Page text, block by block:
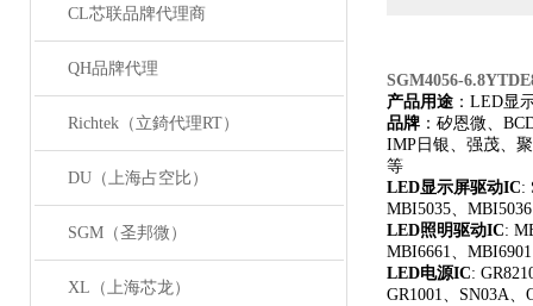
CL芯联品牌代理商
QH品牌代理
Richtek（立錡代理RT）
DU（上海占空比）
SGM（圣邦微）
XL（上海芯龙）
SGM4056-
产品用途 ：LED显
品牌 ：矽恩微、
IMP日银、强茂、
等
LED显示屏驱动IC:
MBI5035、
LED照明驱动IC:
MBI6661、
LED电源IC:
GR1001、SN03A、